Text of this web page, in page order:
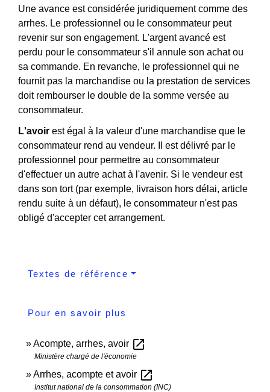
Une avance est considérée juridiquement comme des
arrhes. Le professionnel ou le consommateur peut
revenir sur son engagement. L'argent avancé est
perdu pour le consommateur s'il annule son achat ou
sa commande. En revanche, le professionnel qui ne
fournit pas la marchandise ou la prestation de services
doit rembourser le double de la somme versée au
consommateur.
L'avoir est égal à la valeur d'une marchandise que le
consommateur rend au vendeur. Il est délivré par le
professionnel pour permettre au consommateur
d'effectuer un autre achat à l'avenir. Si le vendeur est
dans son tort (par exemple, livraison hors délai, article
rendu suite à un défaut), le consommateur n'est pas
obligé d'accepter cet arrangement.
Textes de référence
Pour en savoir plus
Acompte, arrhes, avoir open_in_new
Ministère chargé de l'économie
Arrhes, acompte et avoir open_in_new
Institut national de la consommation (INC)